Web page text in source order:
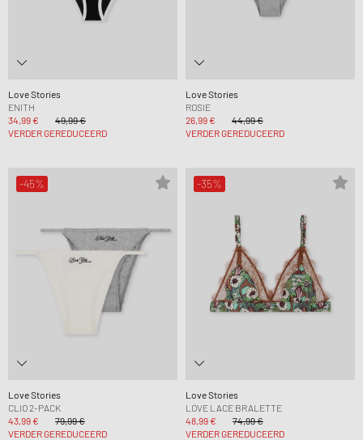
Love Stories
ENITH
34,99 €
49,99 €
VERDER GEREDUCEERD
Love Stories
ROSIE
26,99 €
44,99 €
VERDER GEREDUCEERD
-45%
Love Stories
CLIO 2-PACK
43,99 €
79,99 €
VERDER GEREDUCEERD
-35%
Love Stories
LOVE LACE BRALETTE
48,99 €
74,99 €
VERDER GEREDUCEERD